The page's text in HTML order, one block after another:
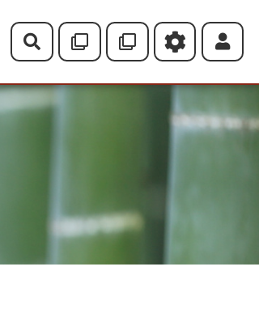
Rechercher